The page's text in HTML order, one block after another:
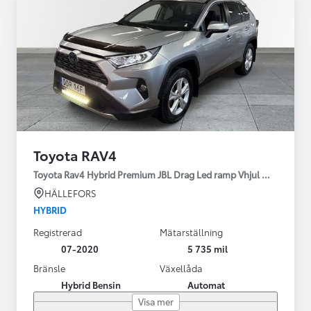
Toyota RAV4
Toyota Rav4 Hybrid Premium JBL Drag Led ramp Vhjul motorv
HÄLLEFORS
HYBRID
Registrerad
07-2020
Mätarställning
5 735 mil
Bränsle
Hybrid Bensin
Växellåda
Automat
Visa mer